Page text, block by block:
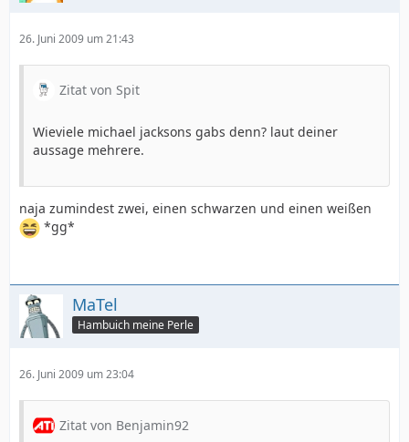
26. Juni 2009 um 21:43
Zitat von Spit
Wieviele michael jacksons gabs denn? laut deiner
aussage mehrere.
naja zumindest zwei, einen schwarzen und einen weißen
*gg*
MaTel
Hambuich meine Perle
26. Juni 2009 um 23:04
Zitat von Benjamin92